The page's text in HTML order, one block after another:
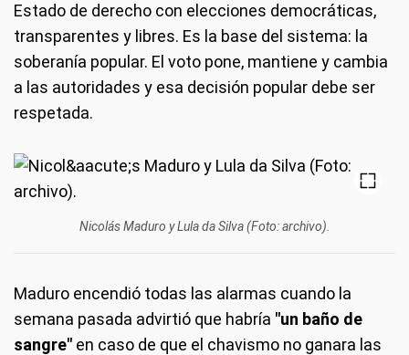
Estado de derecho con elecciones democráticas,
transparentes y libres. Es la base del sistema: la
soberanía popular. El voto pone, mantiene y cambia
a las autoridades y esa decisión popular debe ser
respetada.
Nicolás Maduro y Lula da Silva (Foto: archivo).
Maduro encendió todas las alarmas cuando la
semana pasada advirtió que habría "un baño de
sangre" en caso de que el chavismo no ganara las